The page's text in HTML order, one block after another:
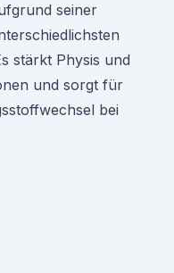
seiner
stärkt Physis und
und sorgt für
bei